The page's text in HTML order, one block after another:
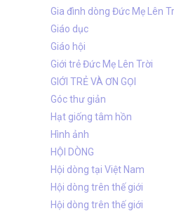
Gia đình dòng Đức Mẹ Lên
Giáo dục
Giáo hội
Giới trẻ Đức Mẹ Lên Trời
GIỚI TRẺ VÀ ƠN GỌI
Góc thư giản
Hạt giống tâm hồn
Hình ảnh
HỘI DÒNG
Hội dòng tại Việt Nam
Hội dòng trên thế giới
Hội dòng trên thế giới